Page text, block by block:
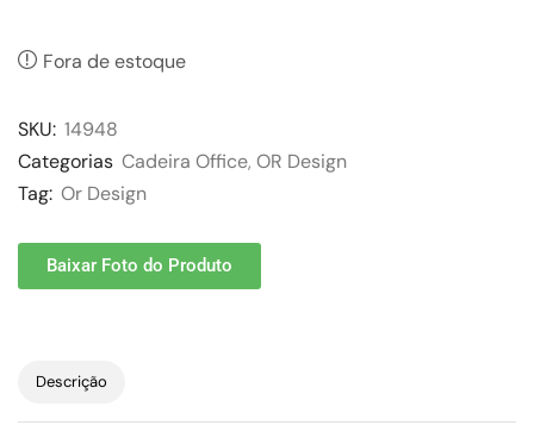
Fora de estoque
SKU: 14948
Categorias Cadeira Office, OR Design
Tag: Or Design
Baixar Foto do Produto
Descrição